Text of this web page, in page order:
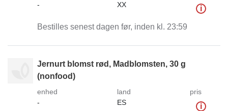
-
XX
i
Bestilles senest dagen før, inden kl. 23:59
Jernurt blomst rød, Madblomsten, 30 g
(nonfood)
enhed
-
land
ES
pris
i